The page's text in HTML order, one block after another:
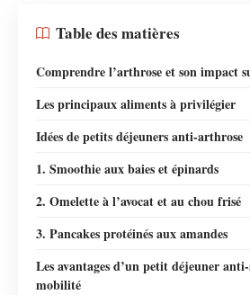
Table des matières
Comprendre l’arthrose et son impact
Les principaux aliments à privilégier
Idées de petits déjeuners anti-arthrose
1. Smoothie aux baies et épinards
2. Omelette à l’avocat et au chou frisé
3. Pancakes protéinés aux amandes
Les avantages d’un petit déjeuner
mobilité